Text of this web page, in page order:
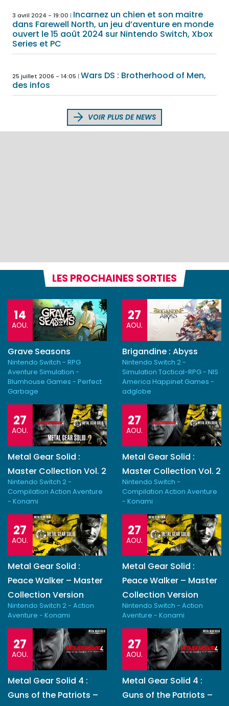
3 avril 2024 - 19:00
Incarnez un chien et son maitre
dans Farewell North, un jeu d’aventure en monde
ouvert le 15 août 2024 sur Nintendo Switch, Xbox
Series et PC
25 juillet 2006 - 14:05
Wars DS : Brotherhood of Men,
des infos
VOIR PLUS DE NEWS
LES PROCHAINES SORTIES
14
AOU.
Grave Seasons
Nintendo Switch - RPG
Aventure Simulation -
Blumhouse Games - Perfect
Garbage
27
AOU.
Brigandine : Abyss
Nintendo Switch 2 -
Simulation Tactical-RPG - NIS
America Happinet Games -
adglobe
27
AOU.
Metal Gear Solid :
Master Collection Vol. 2
Nintendo Switch 2 -
Compilation Action Aventure
- Konami
27
AOU.
Metal Gear Solid :
Master Collection Vol. 2
Nintendo Switch -
Compilation Action Aventure
- Konami
27
AOU.
Metal Gear Solid :
Peace Walker – Master
Collection Version
Nintendo Switch 2 - Action
Aventure - Konami
27
AOU.
Metal Gear Solid :
Peace Walker – Master
Collection Version
Nintendo Switch - Action
Aventure - Konami
27
AOU.
Metal Gear Solid 4 :
Guns of the Patriots –
27
AOU.
Metal Gear Solid 4 :
Guns of the Patriots –